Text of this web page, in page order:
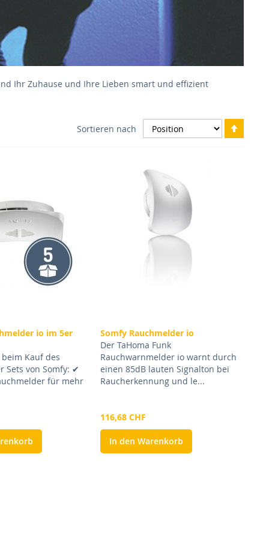
Ihr Zuhause und Ihre Lieben smart und effizient
Sortieren nach
io im 5er
Kauf des
Sets von Somfy: ✔
für mehr
Somfy Rauchmelder io
Der TaHoma Funk
Rauchwarnmelder io warnt durch
einen 85dB lauten Signalton bei
Raucherkennung und le...
116,68 CHF
In den Warenkorb